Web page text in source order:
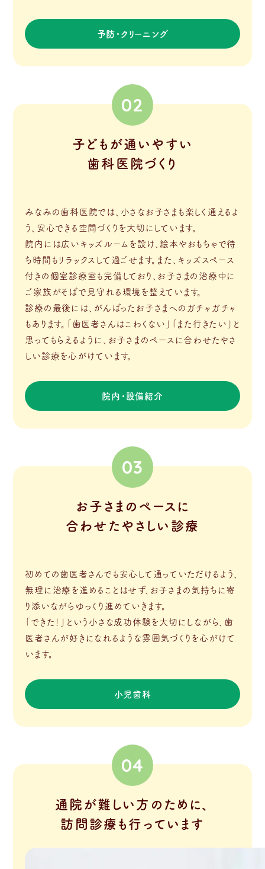
予防・クリーニング
02
子どもが通いやすい
歯科医院づくり
みなみの歯科医院では、小さなお子さまも楽しく通えるよ
う、安心できる空間づくりを大切にしています。
院内には広いキッズルームを設け、絵本やおもちゃで待
ち時間もリラックスして過ごせます。また、キッズスペース
付きの個室診療室も完備しており、お子さまの治療中に
ご家族がそばで見守れる環境を整えています。
診療の最後には、がんばったお子さまへのガチャガチャ
もあります。「歯医者さんはこわくない」「また行きたい」と
思ってもらえるように、お子さまのペースに合わせたやさ
しい診療を心がけています。
院内・設備紹介
03
お子さまのペースに
合わせたやさしい診療
初めての歯医者さんでも安心して通っていただけるよう、
無理に治療を進めることはせず、お子さまの気持ちに寄
り添いながらゆっくり進めていきます。
「できた！」という小さな成功体験を大切にしながら、歯
医者さんが好きになれるような雰囲気づくりを心がけて
います。
小児歯科
04
通院が難しい方のために、
訪問診療も行っています